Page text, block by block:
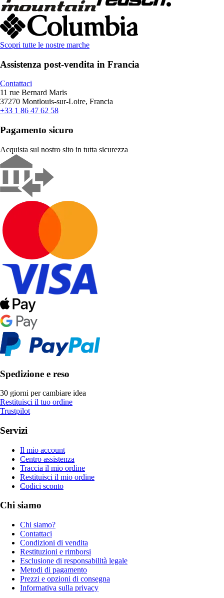
Scopri tutte le nostre marche
Assistenza post-vendita in Francia
Contattaci
11 rue Bernard Maris
37270 Montlouis-sur-Loire, Francia
+33 1 86 47 62 58
Pagamento sicuro
Acquista sul nostro sito in tutta sicurezza
Spedizione e reso
30 giorni per cambiare idea
Restituisci il tuo ordine
Trustpilot
Servizi
Il mio account
Centro assistenza
Traccia il mio ordine
Restituisci il mio ordine
Codici sconto
Chi siamo
Chi siamo?
Contattaci
Condizioni di vendita
Restituzioni e rimborsi
Esclusione di responsabilità legale
Metodi di pagamento
Prezzi e opzioni di consegna
Informativa sulla privacy